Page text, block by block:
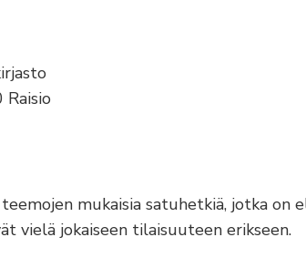
Raisio
mukaisia satuhetkiä, jotka on
vielä jokaiseen tilaisuuteen erikseen.